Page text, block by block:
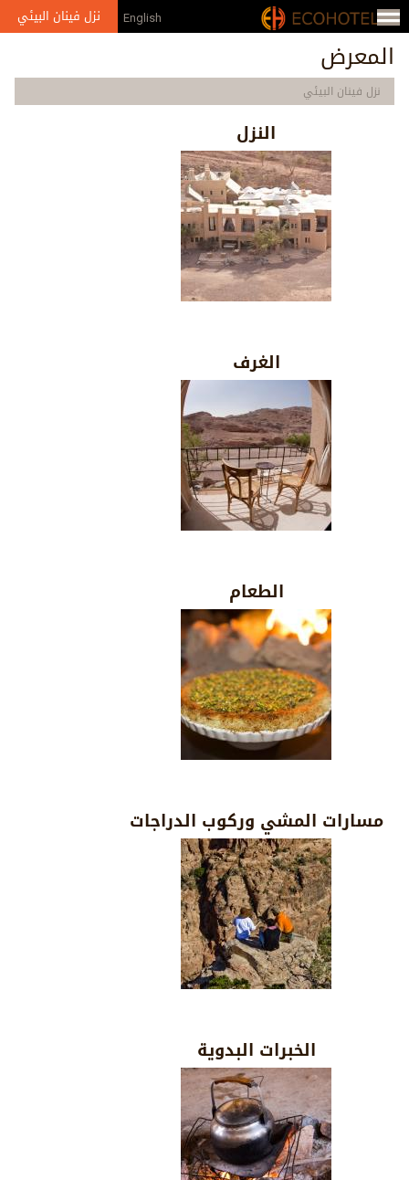
Jump to navigation
English نزل فينان البيئي
من
نحن
الإعلام
المعرض
نزل فينان البيئي
النزل
الغرف
الطعام
مسارات المشي وركوب الدراجات
الخبرات البدوية